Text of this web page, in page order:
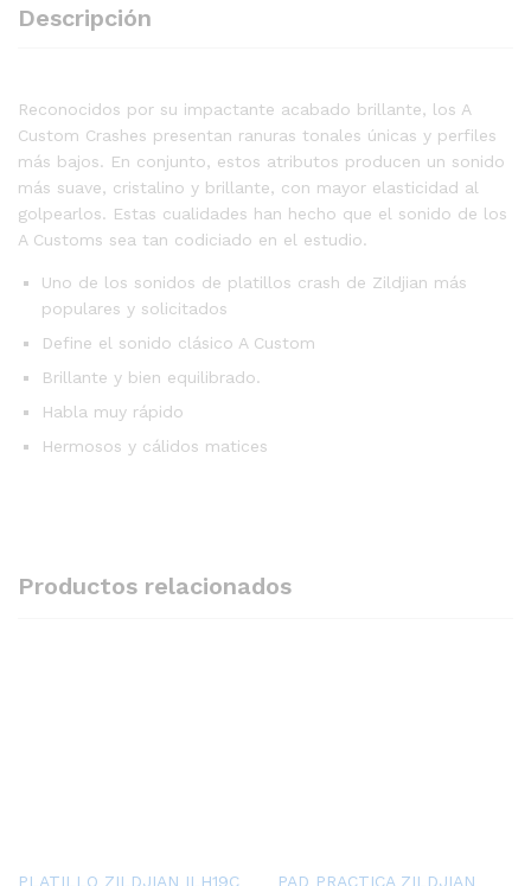
Descripción
Reconocidos por su impactante acabado brillante, los A
Custom Crashes presentan ranuras tonales únicas y perfiles
más bajos. En conjunto, estos atributos producen un sonido
más suave, cristalino y brillante, con mayor elasticidad al
golpearlos. Estas cualidades han hecho que el sonido de los
A Customs sea tan codiciado en el estudio.
Uno de los sonidos de platillos crash de Zildjian más
populares y solicitados
Define el sonido clásico A Custom
Brillante y bien equilibrado.
Habla muy rápido
Hermosos y cálidos matices
Productos relacionados
PLATILLO ZILDJIAN ILH19C PAD PRACTICA ZILDJIAN